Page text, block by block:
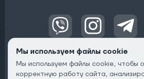
О КОМПАНИИ
ОБ АУКЦИОНАХ
ОТЗЫВЫ
Мы используем файлы cookie
Мы используем файлы cookie, чтобы
корректную работу сайта,